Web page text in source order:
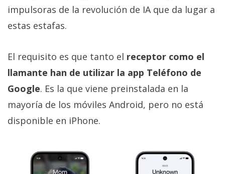
impulsoras de la revolución de IA que da lugar a
estas estafas.
El requisito es que tanto el receptor como el
llamante han de utilizar la app Teléfono de
Google. Es la que viene preinstalada en la
mayoría de los móviles Android, pero no está
disponible en iPhone.